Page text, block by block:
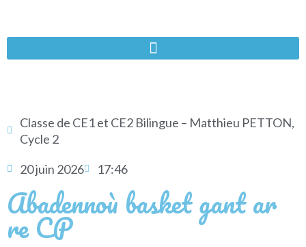
Classe de CE1 et CE2 Bilingue – Matthieu PETTON,
Cycle 2
20 juin 2026
17:46
Abadennoù basket gant ar
re CP